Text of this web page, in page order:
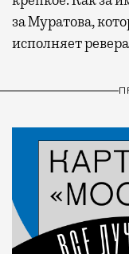
за Муратова,
исполняет